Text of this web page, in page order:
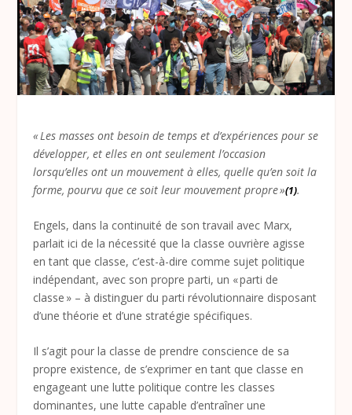
« Les masses ont besoin de temps et d’expériences pour se
développer, et elles en ont seulement l’occasion
lorsqu’elles ont un mouvement à elles, quelle qu’en soit la
forme, pourvu que ce soit leur mouvement propre »(1).
Engels, dans la continuité de son travail avec Marx,
parlait ici de la nécessité que la classe ouvrière agisse
en tant que classe, c’est-à-dire comme sujet politique
indépendant, avec son propre parti, un « parti de
classe » – à distinguer du parti révolutionnaire disposant
d’une théorie et d’une stratégie spécifiques.
Il s’agit pour la classe de prendre conscience de sa
propre existence, de s’exprimer en tant que classe en
engageant une lutte politique contre les classes
dominantes, une lutte capable d’entraîner une